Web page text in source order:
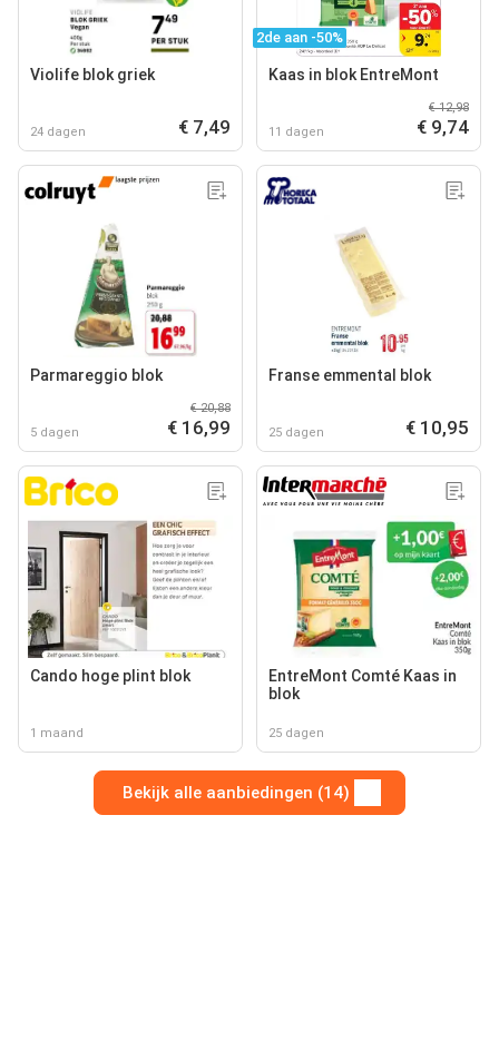
Violife blok griek
24 dagen € 7,49
2de aan -50%
Kaas in blok EntreMont
11 dagen
€ 12,98
€ 9,74
Parmareggio blok
5 dagen
€ 20,88
€ 16,99
Franse emmental blok
25 dagen € 10,95
Cando hoge plint blok
1 maand
EntreMont Comté Kaas in
blok
25 dagen
Bekijk alle aanbiedingen (14)